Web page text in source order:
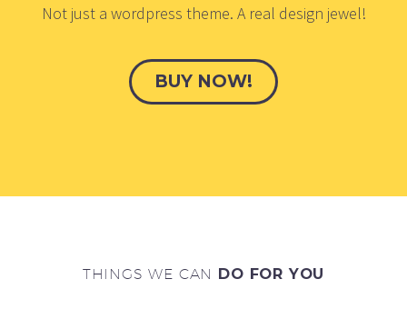
Not just a wordpress theme. A real design jewel!
BUY NOW!
THINGS WE CAN DO FOR YOU